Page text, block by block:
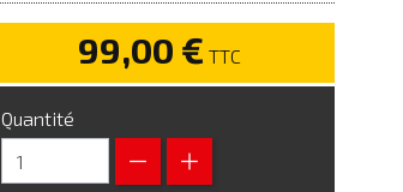
99,00 € TTC
Quantité